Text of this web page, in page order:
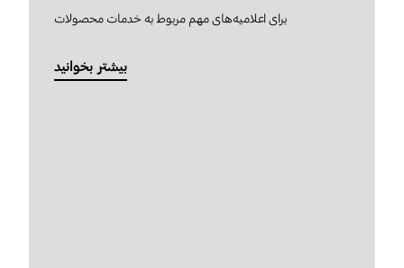
برای اعلامیه‌های مهم مربوط به خدمات محصولات
بیشتر بخوانید